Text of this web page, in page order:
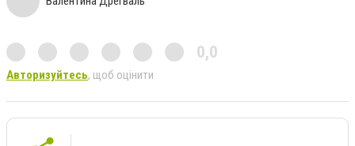
0,0
Авторизуйтесь, щоб оцінити